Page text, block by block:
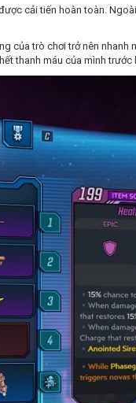
cải tiến hoàn toàn.
của trò chơi trở nên
thanh máu của mình